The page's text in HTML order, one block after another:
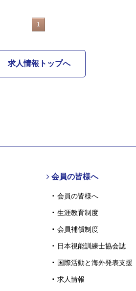
1
求人情報トップへ
会員の皆様へ
会員の皆様へ
生涯教育制度
会員補償制度
日本視能訓練士協会誌
国際活動と海外発表支援
求人情報